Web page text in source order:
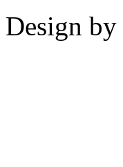
Design by